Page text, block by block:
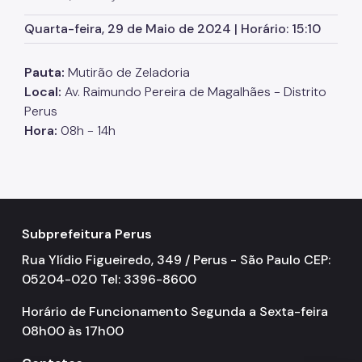
SP Mais Fácil
Cata-Bagulho
CADES/PR
Notícias
Quarta-feira, 29 de Maio de 2024 | Horário: 15:10
Pauta: Mutirão de Zeladoria
Local: Av. Raimundo Pereira de Magalhães - Distrito
Perus
Hora: 08h - 14h
Subprefeitura Perus
Rua Ylídio Figueiredo, 349 / Perus - São Paulo CEP:
05204-020 Tel: 3396-8600
Horário de Funcionamento Segunda a Sexta-feira
08h00 às 17h00